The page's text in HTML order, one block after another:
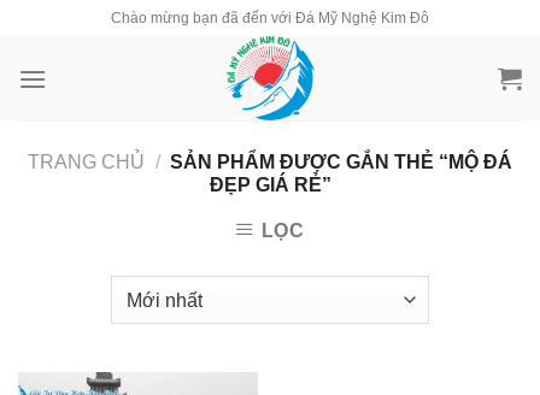
content
Chào mừng bạn đã đến với Đá Mỹ Nghệ Kim Đô
TRANG CHỦ / SẢN PHẨM ĐƯỢC GẮN THẺ “MỘ ĐÁ
ĐẸP GIÁ RẺ”
LỌC